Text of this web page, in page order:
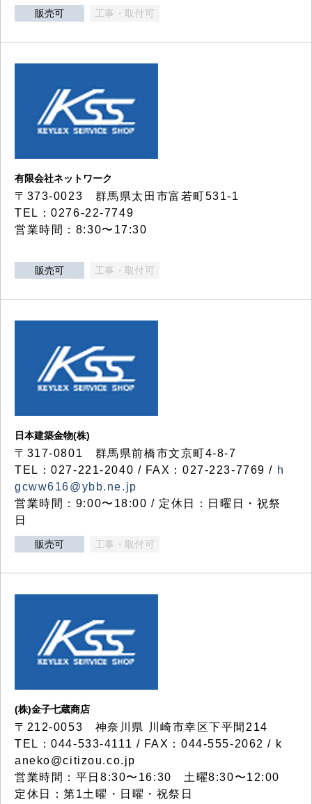
販売可 工事・取付可
有限会社ネットワーク
〒373-0023 群馬県太田市富若町531-1
TEL：0276-22-7749
営業時間：8:30〜17:30
販売可 工事・取付可
日本建築金物(株)
〒317‐0801 群馬県前橋市文京町4-8-7
TEL：027-221-2040 / FAX：027-223-7769 / h
gcww616@ybb.ne.jp
営業時間：9:00〜18:00 / 定休日：日曜日・祝祭
日
販売可 工事・取付可
(株)金子七蔵商店
〒212-0053 神奈川県 川崎市幸区下平間214
TEL：044-533-4111 / FAX：044-555-2062 / k
aneko@citizou.co.jp
営業時間：平日8:30〜16:30 土曜8:30〜12:00
定休日：第1土曜・日曜・祝祭日